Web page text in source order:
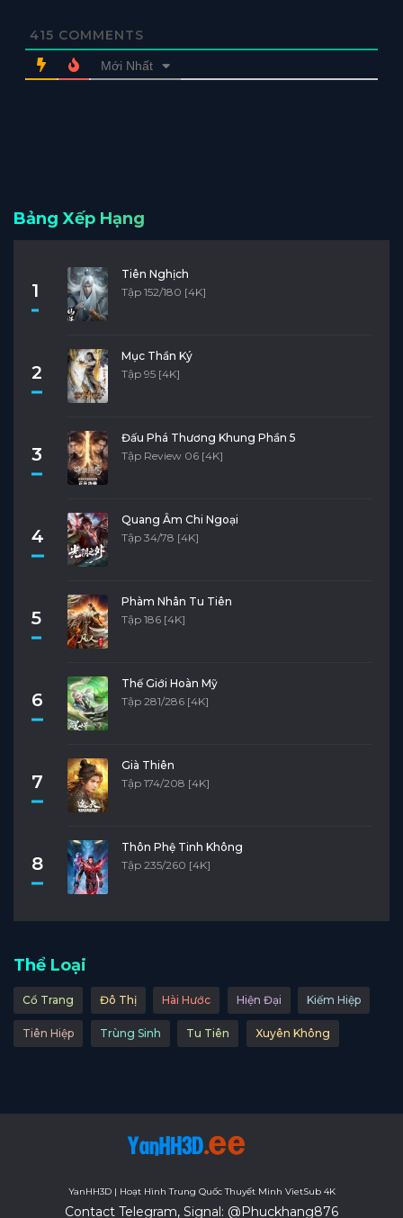
415 COMMENTS
Mới Nhất
Bảng Xếp Hạng
1
Tiên Nghịch
Tập 152/180 [4K]
2
Mục Thần Ký
Tập 95 [4K]
3
Đấu Phá Thương Khung Phần 5
Tập Review 06 [4K]
4
Quang Âm Chi Ngoại
Tập 34/78 [4K]
5
Phàm Nhân Tu Tiên
Tập 186 [4K]
6
Thế Giới Hoàn Mỹ
Tập 281/286 [4K]
7
Già Thiên
Tập 174/208 [4K]
8
Thôn Phệ Tinh Không
Tập 235/260 [4K]
Thể Loại
Cổ Trang Đô Thị Hài Hước Hiện Đại Kiếm Hiệp
Tiên Hiệp Trùng Sinh Tu Tiên Xuyên Không
YanHH3D | Hoạt Hình Trung Quốc Thuyết Minh VietSub 4K
Contact Telegram, Signal: @Phuckhang876